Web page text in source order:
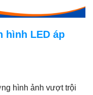
hình LED áp
hình ảnh vượt trội